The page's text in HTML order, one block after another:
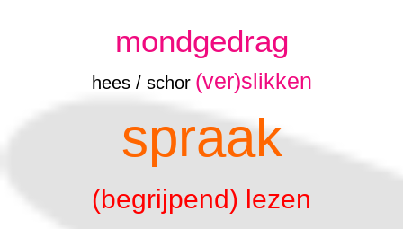
mondgedrag
hees / schor (ver)slikken
spraak
(begrijpend) lezen